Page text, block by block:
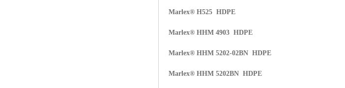
Marlex® H525 HDPE
Marlex® HHM 4903 HDPE
Marlex® HHM 5202-02BN HDPE
Marlex® HHM 5202BN HDPE